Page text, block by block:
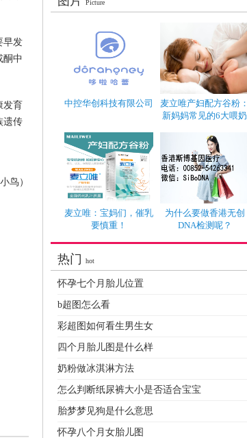
早发
酮中
发育
遗传
鸟）
Picture
中控华创科技有限公司
麦立唯产妇配方谷粉：
新妈妈常见的6大喂奶
麦立唯：宝妈们，催乳
要慎重！
为什么要做香港无创
DNA检测呢？
热门 hot
怀孕七个月胎儿位置
b超图怎么看
彩超图如何看生男生女
四个月胎儿图是什么样
奶粉做冰淇淋方法
怎么判断纸尿裤大小是否适合宝宝
胎梦梦见狗是什么意思
怀孕八个月女胎儿图